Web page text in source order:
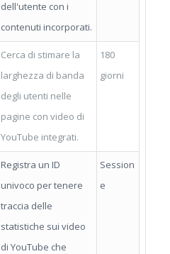
dell'utente con i
contenuti incorporati.
Cerca di stimare la
larghezza di banda
degli utenti nelle
pagine con video di
YouTube integrati.
180
giorni
Registra un ID
univoco per tenere
traccia delle
statistiche sui video
di YouTube che
Session
e